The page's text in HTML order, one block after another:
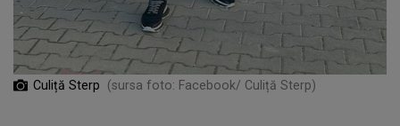
Culiță Sterp (sursa foto: Facebook/ Culiță Sterp)